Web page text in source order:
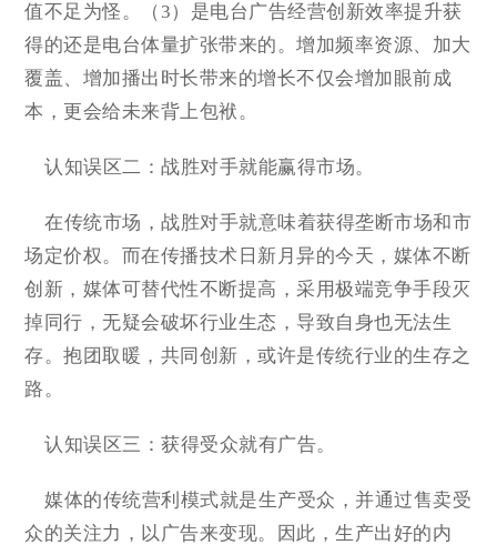
值不足为怪。（3）是电台广告经营创新效率提升获
得的还是电台体量扩张带来的。增加频率资源、加大
覆盖、增加播出时长带来的增长不仅会增加眼前成
本，更会给未来背上包袱。
认知误区二：战胜对手就能赢得市场。
在传统市场，战胜对手就意味着获得垄断市场和市
场定价权。而在传播技术日新月异的今天，媒体不断
创新，媒体可替代性不断提高，采用极端竞争手段灭
掉同行，无疑会破坏行业生态，导致自身也无法生
存。抱团取暖，共同创新，或许是传统行业的生存之
路。
认知误区三：获得受众就有广告。
媒体的传统营利模式就是生产受众，并通过售卖受
众的关注力，以广告来变现。因此，生产出好的内